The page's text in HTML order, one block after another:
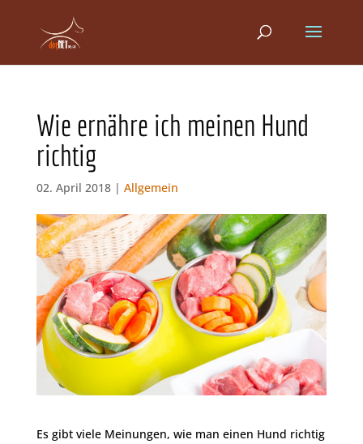
Wie ernähre ich meinen Hund
richtig
02. April 2018 | Allgemein
Es gibt viele Meinungen, wie man einen Hund richtig